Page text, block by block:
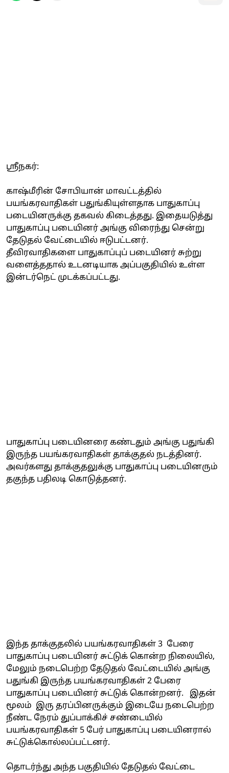
ஸ்ரீநகர்:
காஷ்மீரின் சோபியான் மாவட்டத்தில்
பயங்கரவாதிகள் பதுங்கியுள்ளதாக பாதுகாப்பு
படையினருக்கு தகவல் கிடைத்தது. இதையடுத்து
பாதுகாப்பு படையினர் அங்கு விரைந்து சென்று
தேடுதல் வேட்டையில் ஈடுபட்டனர்.
தீவிரவாதிகளை பாதுகாப்புப் படையினர் சுற்று
வளைத்ததால் உடனடியாக அப்பகுதியில் உள்ள
இன்டர்நெட் முடக்கப்பட்டது.
பாதுகாப்பு படையினரை கண்டதும் அங்கு பதுங்கி
இருந்த பயங்கரவாதிகள் தாக்குதல் நடத்தினர்.
அவர்களது தாக்குதலுக்கு பாதுகாப்பு படையினரும்
தகுந்த பதிலடி கொடுத்தனர்.
இந்த தாக்குதலில் பயங்கரவாதிகள் 3 பேரை
பாதுகாப்பு படையினர் சுட்டுக் கொன்ற நிலையில்,
மேலும் நடைபெற்ற தேடுதல் வேட்டையில் அங்கு
பதுங்கி இருந்த பயங்கரவாதிகள் 2 பேரை
பாதுகாப்பு படையினர் சுட்டுக் கொன்றனர். இதன்
மூலம் இரு தரப்பினருக்கும் இடையே நடைபெற்ற
நீண்ட நேரம் துப்பாக்கிச் சண்டையில்
பயங்கரவாதிகள் 5 பேர் பாதுகாப்பு படையினரால்
சுட்டுக்கொல்லப்பட்டனர்.
தொடர்ந்து அந்த பகுதியில் தேடுதல் வேட்டை